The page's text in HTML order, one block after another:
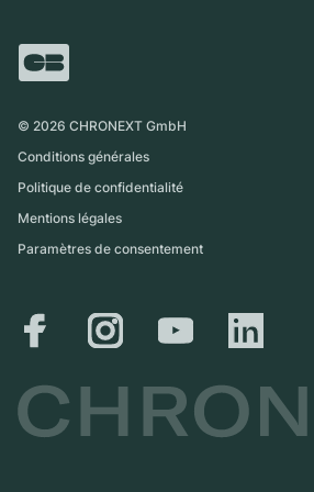
International
Magazine
Retrait sur place
© 2026 CHRONEXT GmbH
Conditions générales
Politique de confidentialité
Mentions légales
Paramètres de consentement